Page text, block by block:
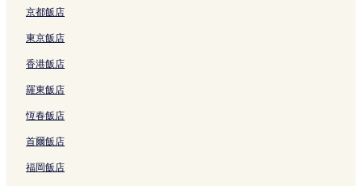
瓜干飯店
長灘中心附近的飯店
立門飯店
京都飯店
東京飯店
香港飯店
羅東飯店
恆春飯店
首爾飯店
福岡飯店